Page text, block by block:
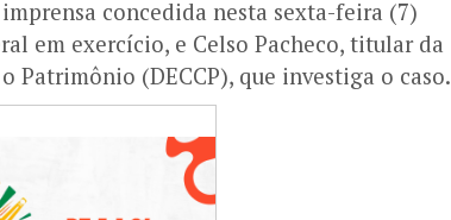
concedida nesta sexta-feira (7)
em exercício, e Celso Pacheco, titular da
Patrimônio (DECCP), que investiga o caso.